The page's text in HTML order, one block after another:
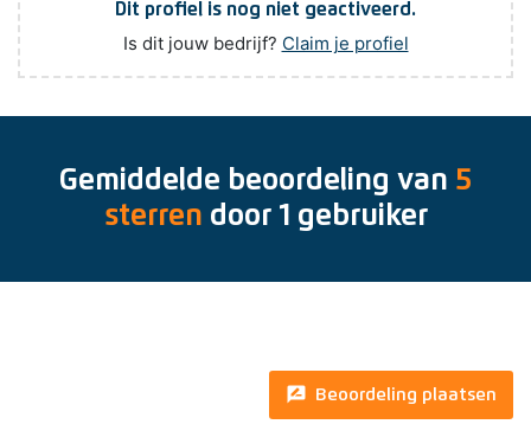
Dit profiel is nog niet geactiveerd.
Is dit jouw bedrijf? Claim je profiel
Gemiddelde beoordeling van 5
sterren door 1 gebruiker
rate_review Beoordeling plaatsen